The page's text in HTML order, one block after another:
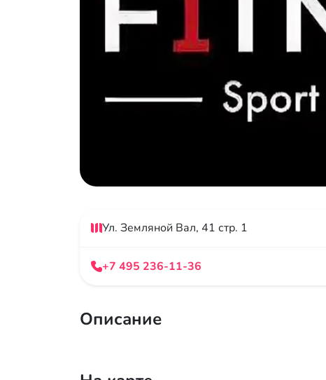
Ул. Земляной Вал, 41 стр. 1
+7 495 236-11-36
Описание